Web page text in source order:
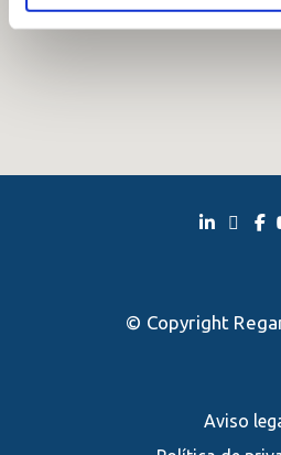
Aviso
© Copyright